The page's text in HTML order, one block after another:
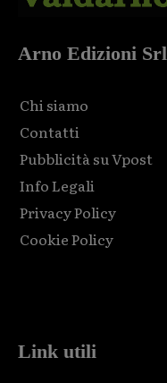
Arno Edizioni Srl
Chi siamo
Contatti
Pubblicità su Vpost
Info Legali
Privacy Policy
Cookie Policy
Link utili